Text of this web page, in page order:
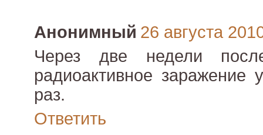
Анонимный 26 августа
Через две недели
радиоактивное
раз.
Ответить